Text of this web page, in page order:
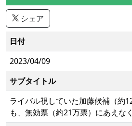
シェア
日付
2023/04/09
サブタイトル
ライバル視していた加藤候補（約
も、無効票（約21万票）にあえな